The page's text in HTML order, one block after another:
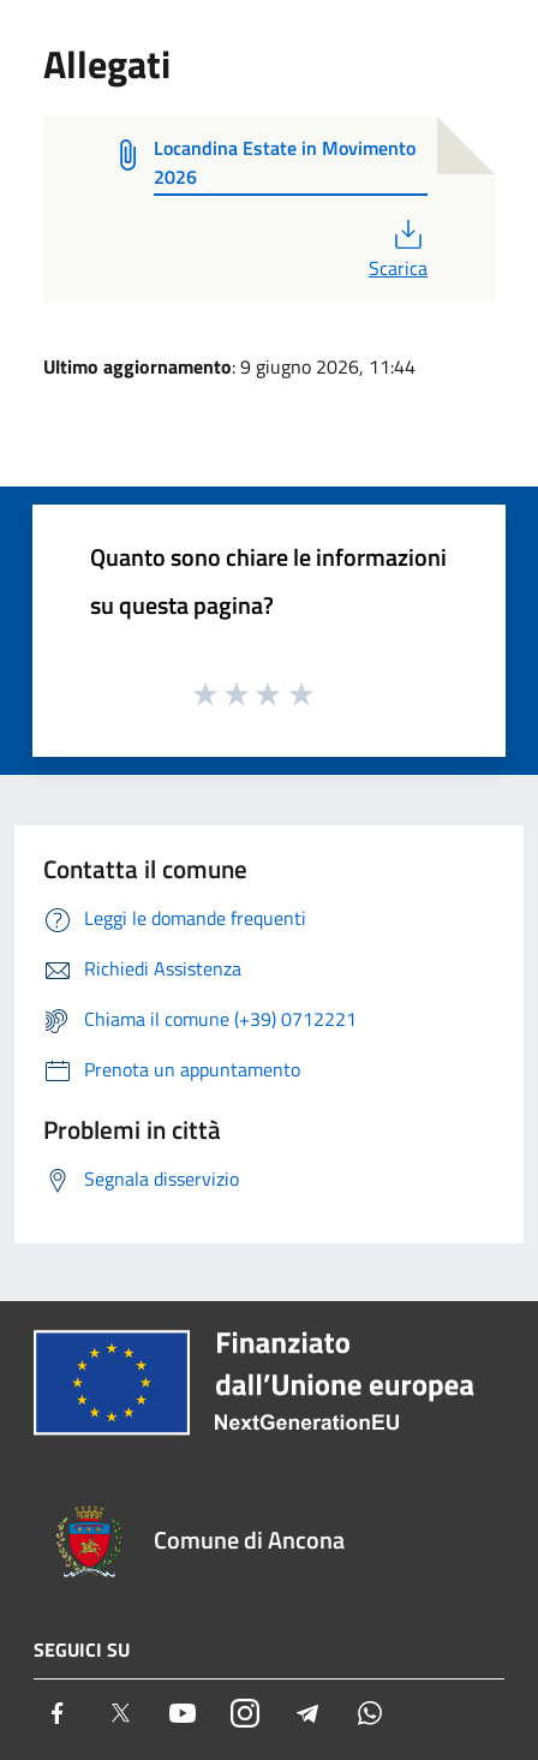
Allegati
Locandina Estate in Movimento
2026
Scarica
Ultimo aggiornamento: 9 giugno 2026, 11:44
Quanto sono chiare le informazioni
su questa pagina?
Contatta il comune
Leggi le domande frequenti
Richiedi Assistenza
Chiama il comune (+39) 0712221
Prenota un appuntamento
Problemi in città
Segnala disservizio
Comune di Ancona
SEGUICI SU
Facebook Twitter YoutubeInstagram Telegram